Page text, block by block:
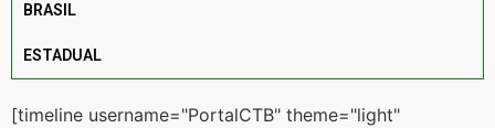
BRASIL
ESTADUAL
[timeline username="PortalCTB" theme="light"